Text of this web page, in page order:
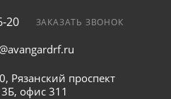
20 ЗАКАЗАТЬ ЗВОНОК
Рязанский проспект
офис 311